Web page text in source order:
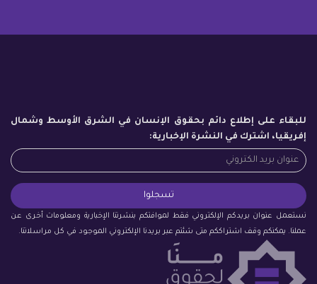
للبقاء على إطلاع دائم بحقوق الإنسان في الشرق الأوسط وشمال
إفريقيا، اشترك في النشرة الإخبارية:
نستعمل عنوان بريدكم الإلكتروني فقط لموافتكم بنشرتنا الإخبارية ومعلومات أخرى عن
عملنا. يمكنكم وقف اشتراككم متى شئتم عبر بريدنا الإلكتروني الموجود في كل مراسلاتنا.